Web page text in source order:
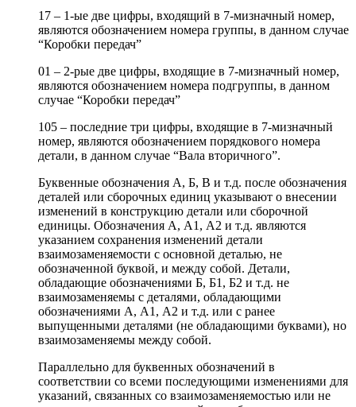
17 – 1-ые две цифры, входящий в 7-мизначный номер,
являются обозначением номера группы, в данном случае
“Коробки передач”
01 – 2-рые две цифры, входящие в 7-мизначный номер,
являются обозначением номера подгруппы, в данном
случае “Коробки передач”
105 – последние три цифры, входящие в 7-мизначный
номер, являются обозначением порядкового номера
детали, в данном случае “Вала вторичного”.
Буквенные обозначения А, Б, В и т.д. после обозначения
деталей или сборочных единиц указывают о внесении
изменений в конструкцию детали или сборочной
единицы. Обозначения А, А1, А2 и т.д. являются
указанием сохранения изменений детали
взаимозаменяемости с основной деталью, не
обозначенной буквой, и между собой. Детали,
обладающие обозначениями Б, Б1, Б2 и т.д. не
взаимозаменяемы с деталями, обладающими
обозначениями А, А1, А2 и т.д. или с ранее
выпущенными деталями (не обладающими буквами), но
взаимозаменяемы между собой.
Параллельно для буквенных обозначений в
соответствии со всеми последующими изменениями для
указаний, связанных со взаимозаменяемостью или не